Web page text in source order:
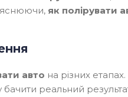
як полірувати
авто на різних
реальний